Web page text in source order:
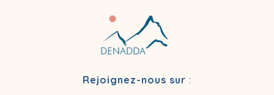
Rejoignez-nous sur :